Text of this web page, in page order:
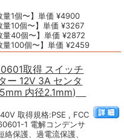
量1個〜】単価 ¥4900
量10個〜】単価 ¥3267
量40個〜】単価 ¥2872
量100個〜】単価 ¥2459
取得 スイッチ
ー 12V 3A センタ
内径2.1mm)
取得規格:PSE , FCC
1 電解コンデンサ
保護、過電流保護、